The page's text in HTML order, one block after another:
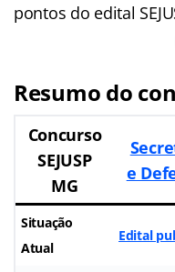
pontos do edital
Resumo do
Concurso
SEJUSP
MG
e
Situação
Atual
Edital